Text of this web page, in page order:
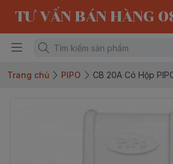
TƯ VẤN BÁN HÀNG
Trang chủ PIPO CB 20A Có Hộp